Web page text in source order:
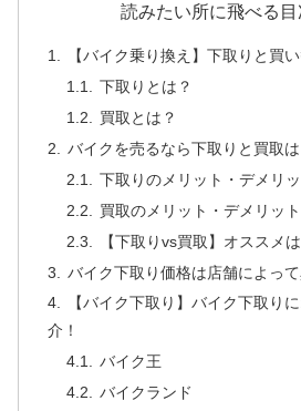
読みたい所に飛べる目
【バイク乗り換え】下取りと買
下取りとは？
買取とは？
バイクを売るなら下取りと買取
下取りのメリット・デメリッ
買取のメリット・デメリット
【下取りvs買取】オススメ
バイク下取り価格は店舗によっ
【バイク下取り】バイク下取り
介！
バイク王
バイクランド